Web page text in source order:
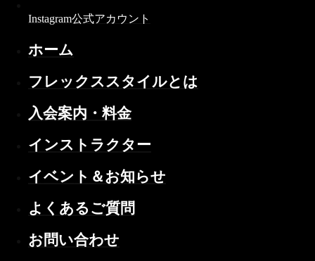
Instagram公式アカウント
ホーム
フレックススタイルとは
入会案内・料金
インストラクター
イベント＆お知らせ
よくあるご質問
お問い合わせ